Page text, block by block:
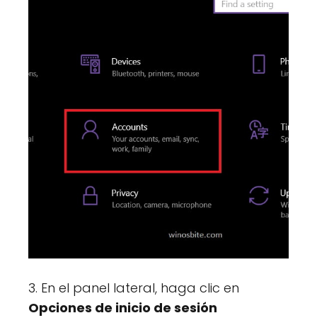
3. En el panel lateral, haga clic en
Opciones de inicio de sesión